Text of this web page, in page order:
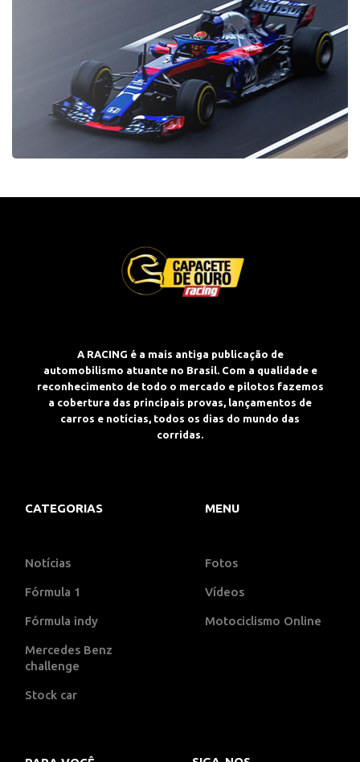
A RACING é a mais antiga publicação de
automobilismo atuante no Brasil. Com a qualidade e
reconhecimento de todo o mercado e pilotos fazemos
a cobertura das principais provas, lançamentos de
carros e notícias, todos os dias do mundo das
corridas.
CATEGORIAS
Notícias
Fórmula 1
Fórmula indy
Mercedes Benz
challenge
Stock car
MENU
Fotos
Vídeos
Motociclismo Online